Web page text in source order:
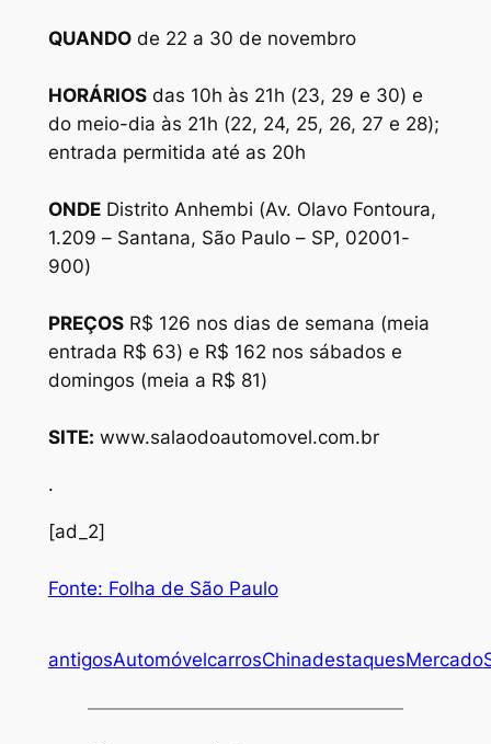
QUANDOde 22 a 30 de novembro
HORÁRIOSdas 10h às 21h (23, 29 e 30) e
do meio-dia às 21h (22, 24, 25, 26, 27 e 28);
entrada permitida até as 20h
ONDEDistrito Anhembi (Av. Olavo Fontoura,
1.209 – Santana, São Paulo – SP, 02001-
900)
PREÇOSR$ 126 nos dias de semana (meia
entrada R$ 63) e R$ 162 nos sábados e
domingos (meia a R$ 81)
SITE: www.salaodoautomovel.com.br
.
[ad_2]
Fonte: Folha de São Paulo
antigosAutomóvelcarrosChinadestaquesMercado